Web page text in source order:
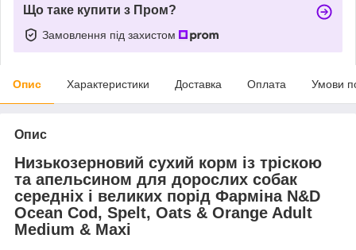
Що таке купити з Пром?
Замовлення під захистом
Опис Характеристики Доставка Оплата Умови
Опис
Низькозерновий сухий корм із тріскою
та апельсином для дорослих собак
середніх і великих порід Фарміна N&D
Ocean Cod, Spelt, Oats & Orange Adult
Medium & Maxi